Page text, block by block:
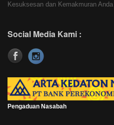
Kesuksesan dan Kemakmuran
Social Media Kami :
Pengaduan Nasabah